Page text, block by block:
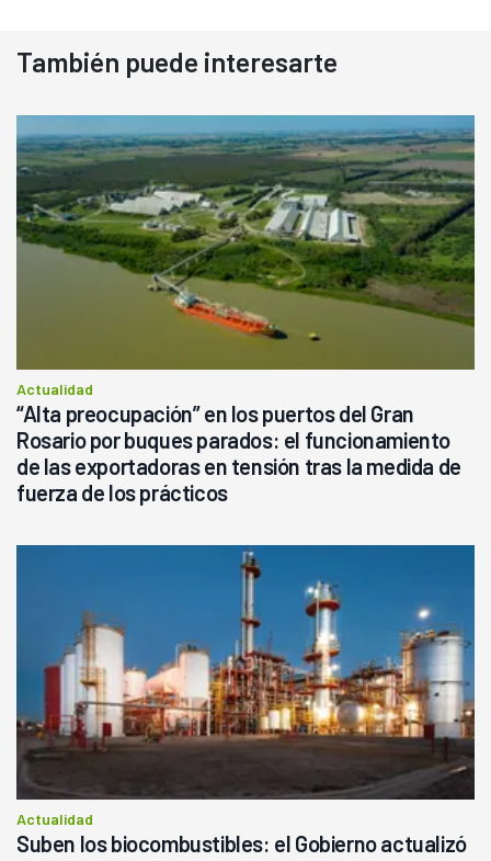
También puede interesarte
Actualidad
“Alta preocupación” en los puertos del Gran
Rosario por buques parados: el funcionamiento
de las exportadoras en tensión tras la medida de
fuerza de los prácticos
Actualidad
Suben los biocombustibles: el Gobierno actualizó